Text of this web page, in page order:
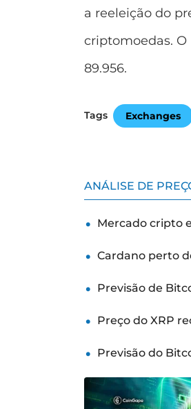
a reeleição do
criptomoedas.
89.956.
Tags Exchanges
ANÁLISE DE
Mercado cripto
Cardano perto
Previsão de
Preço do XRP
Previsão do